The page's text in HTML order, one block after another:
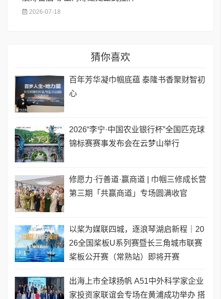
2026-07-18
猜你喜欢
百年芳华凝巾帼底蕴 泰隆书香聚财智初
心
2026“李宁·中国农业银行杯”全国匹克球
锦标赛赛事发布会在云梦山举行
修愿力·行善道·赢商道 | 巾帼三修成长营
第三期「共赢商道」专场圆满收官
以桨为媒联四城，逐浪琴湖启新程｜20
26全国桨板U系列赛暨长三角城市联赛
桨板公开赛（常熟站）即将开赛
出海上市全球扬帆 A51中外科学家企业
家投资家联谊会专场在黄浦成功举办 搭